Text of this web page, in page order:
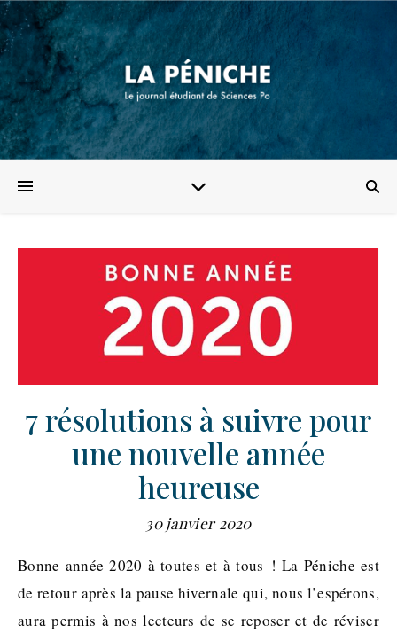
7 résolutions à suivre pour
une nouvelle année
heureuse
30 janvier 2020
Bonne année 2020 à toutes et à tous ! La Péniche est
de retour après la pause hivernale qui, nous l’espérons,
aura permis à nos lecteurs de se reposer et de réviser